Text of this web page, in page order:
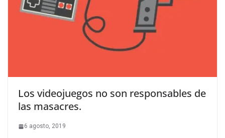
Los videojuegos no son responsables de
las masacres.
6 agosto, 2019